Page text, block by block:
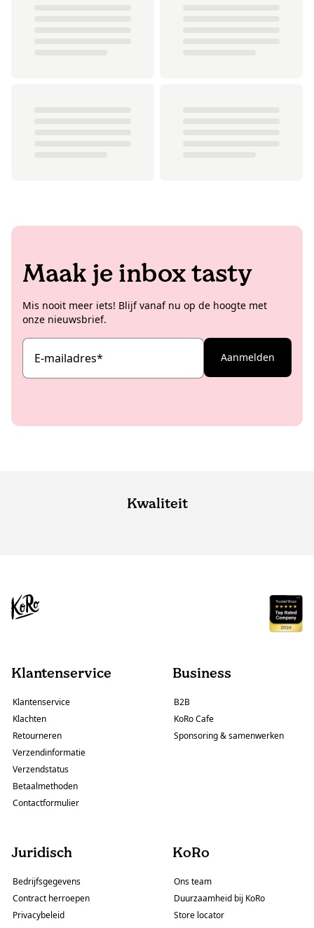
Maak je inbox tasty
Mis nooit meer iets! Blijf vanaf nu op de hoogte met
onze nieuwsbrief.
E-mailadres* Aanmelden
Kwaliteit
Klantenservice
Klantenservice
Klachten
Retourneren
Verzendinformatie
Verzendstatus
Betaalmethoden
Contactformulier
Business
B2B
KoRo Cafe
Sponsoring & samenwerken
Juridisch
Bedrijfsgegevens
Contract herroepen
Privacybeleid
KoRo
Ons team
Duurzaamheid bij KoRo
Store locator